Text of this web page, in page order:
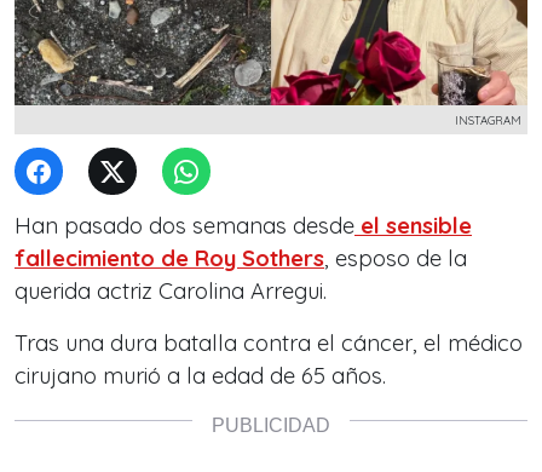
INSTAGRAM
Han pasado dos semanas desde el sensible
fallecimiento de Roy Sothers, esposo de la
querida actriz Carolina Arregui.
Tras una dura batalla contra el cáncer, el médico
cirujano murió a la edad de 65 años.